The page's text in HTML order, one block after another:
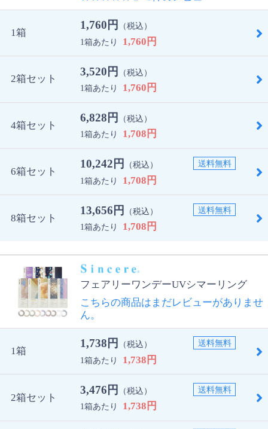
1箱
1,760円
（税込）
1箱あたり
1,760円
2箱セット
3,520円
（税込）
1箱あたり
1,760円
4箱セット
6,828円
（税込）
1箱あたり
1,708円
6箱セット
10,242円
（税込）
1箱あたり
1,708円
送料無料
8箱セット
13,656円
（税込）
1箱あたり
1,708円
送料無料
フェアリーワンデーUVシマーリング
こちらの商品はまだレビューがありませ
ん。
1箱
1,738円
（税込）
1箱あたり
1,738円
送料無料
2箱セット
3,476円
（税込）
1箱あたり
1,738円
送料無料